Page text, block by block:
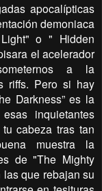
apocalípticas
demoniaca
o " Hidden
el acelerador
a la
riffs. Pero si hay
Darkness” es la
inquietantes
cabeza tras tan
muestra la
de "The Mighty
las que rebajan su